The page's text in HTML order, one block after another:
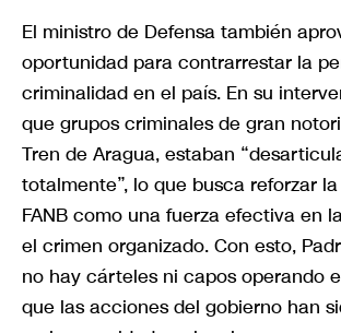
El ministro de Defensa también
oportunidad para contrarrestar la
criminalidad en el país. En su
que grupos criminales de gran
Tren de Aragua, estaban
totalmente”, lo que busca reforzar
FANB como una fuerza efectiva en
el crimen organizado. Con esto,
no hay cárteles ni capos operando
que las acciones del gobierno han